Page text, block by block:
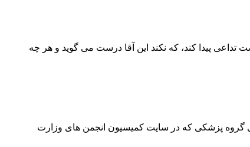
پیدا کند، که نکند این آقا درست می گوید و هر چه
انتخابات انجمن های علمی گروه پزشکی که در سایت کمیسیون انجمن های وزارت